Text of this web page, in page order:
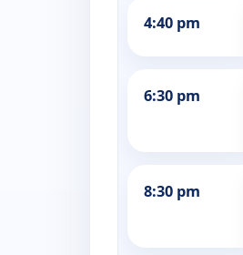
4:40 pm
6:30 pm
8:30 pm